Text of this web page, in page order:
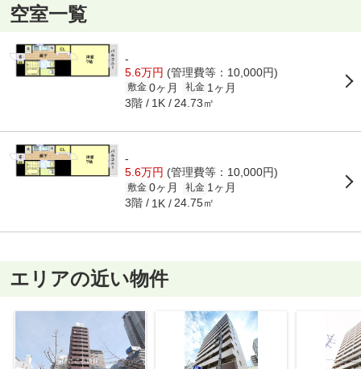
空室一覧
-
5.6万円 (管理費等：10,000円)
敷金 0ヶ月 礼金 1ヶ月
3階 1K 24.73㎡
-
5.6万円 (管理費等：10,000円)
敷金 0ヶ月 礼金 1ヶ月
3階 1K 24.75㎡
エリアの近い物件